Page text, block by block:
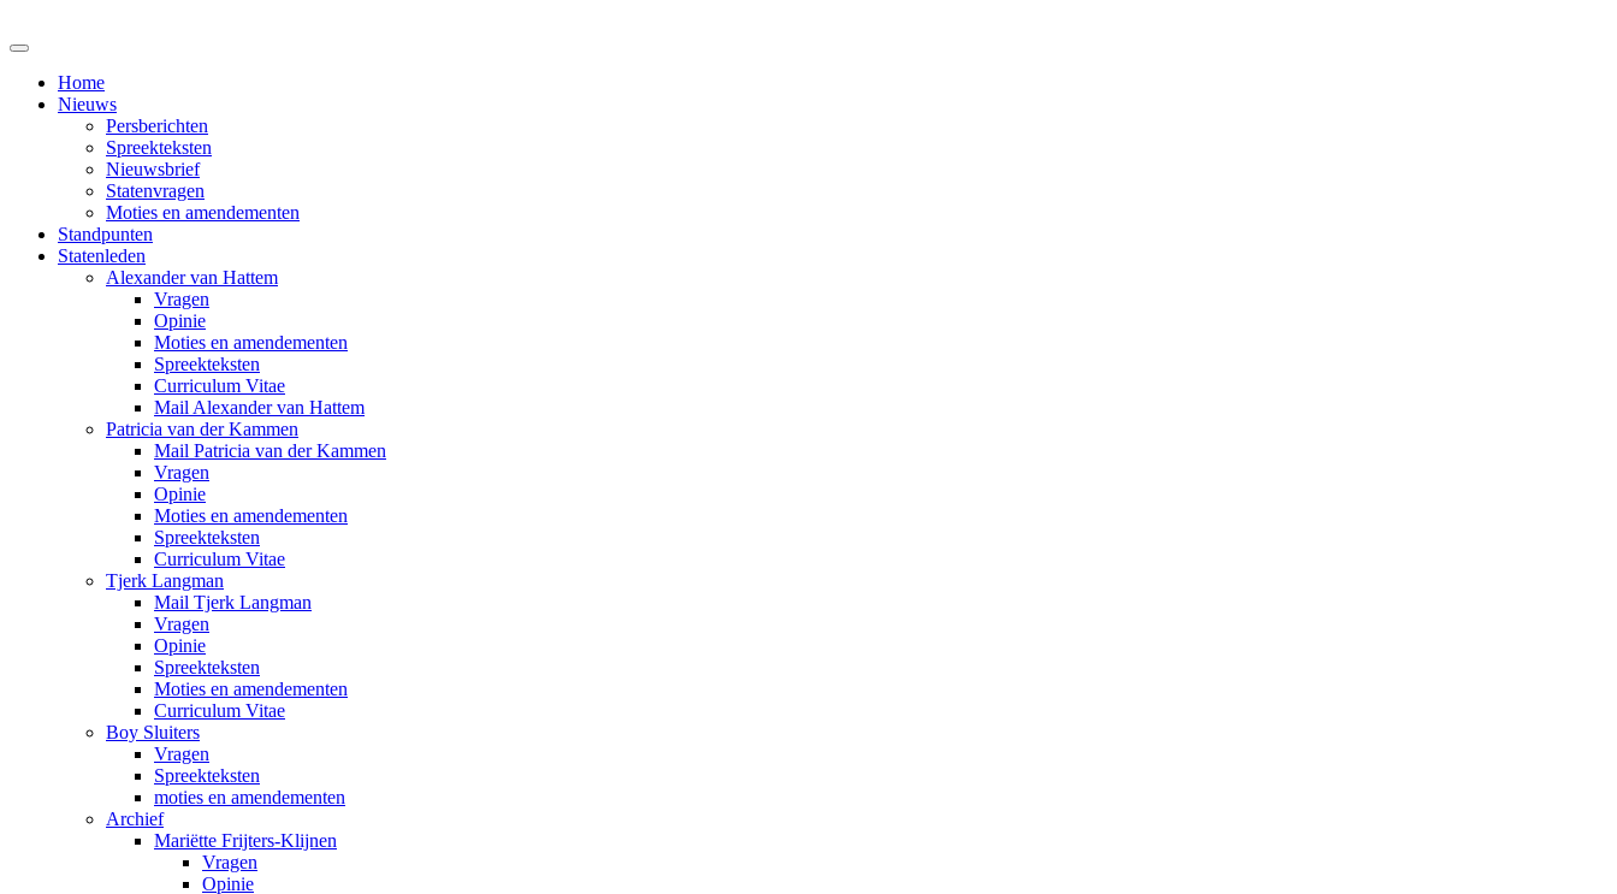
Home
Nieuws
Persberichten
Spreekteksten
Nieuwsbrief
Statenvragen
Moties en amendementen
Standpunten
Statenleden
Alexander van Hattem
Vragen
Opinie
Moties en amendementen
Spreekteksten
Curriculum Vitae
Mail Alexander van Hattem
Patricia van der Kammen
Mail Patricia van der Kammen
Vragen
Opinie
Moties en amendementen
Spreekteksten
Curriculum Vitae
Tjerk Langman
Mail Tjerk Langman
Vragen
Opinie
Spreekteksten
Moties en amendementen
Curriculum Vitae
Boy Sluiters
Vragen
Spreekteksten
moties en amendementen
Archief
Mariëtte Frijters-Klijnen
Vragen
Opinie